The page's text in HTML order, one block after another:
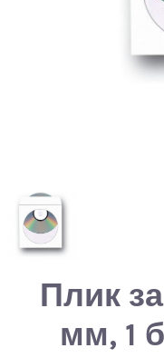
Плик
мм, 1